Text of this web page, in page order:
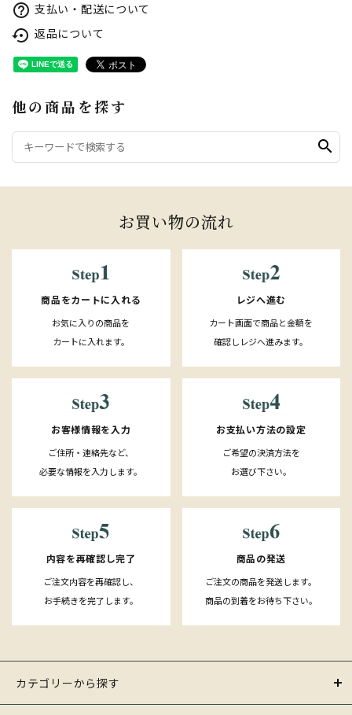
help_outline 支払い・配送について
settings_backup_restore 返品について
他の商品を探す
search
お買い物の流れ
商品をカートに入れる
お気に入りの商品を
カートに入れます。
レジへ進む
カート画面で商品と金額を
確認しレジへ進みます。
お客様情報を入力
ご住所・連絡先など、
必要な情報を入力します。
お支払い方法の設定
ご希望の決済方法を
お選び下さい。
内容を再確認し完了
ご注文内容を再確認し、
お手続きを完了します。
商品の発送
ご注文の商品を発送します。
商品の到着をお待ち下さい。
カテゴリーから探す